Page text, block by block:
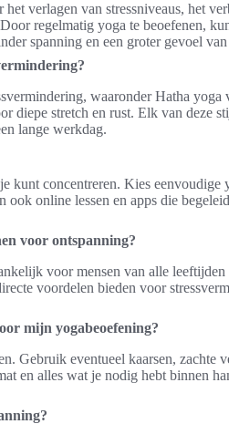
verlagen van stressniveaus, het
regelmatig yoga te beoefenen,
spanning en een groter gevoel van
waaronder Hatha yoga
diepe stretch en rust. Elk van deze
lange werkdag.
kunt concentreren. Kies eenvoudige
online lessen en apps die
voor ontspanning?
voor mensen van alle
voordelen bieden voor
mijn yogabeoefening?
Gebruik eventueel kaarsen, zachte
en alles wat je nodig hebt binnen